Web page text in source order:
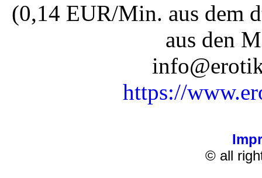
(0,14 EUR/Min. aus dem
aus den
https://
© all